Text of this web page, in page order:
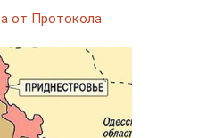
от Протокола